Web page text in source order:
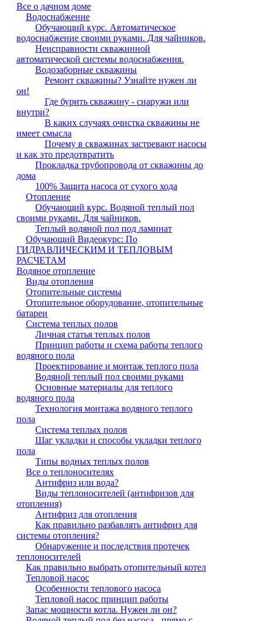
Все о дачном доме
Водоснабжение
Обучающий курс. Автоматическое
водоснабжение своими руками. Для чайников.
Неисправности скважинной
автоматической системы водоснабжения.
Водозаборные скважины
Ремонт скважины? Узнайте нужен ли
он!
Где бурить скважину - снаружи или
внутри?
В каких случаях очистка скважины не
имеет смысла
Почему в скважинах застревают насосы
и как это предотвратить
Прокладка трубопровода от скважины до
дома
100% Защита насоса от сухого хода
Отопление
Обучающий курс. Водяной теплый пол
своими руками. Для чайников.
Теплый водяной пол под ламинат
Обучающий Видеокурс: По
ГИДРАВЛИЧЕСКИМ И ТЕПЛОВЫМ
РАСЧЕТАМ
Водяное отопление
Виды отопления
Отопительные системы
Отопительное оборудование, отопительные
батареи
Система теплых полов
Личная статья теплых полов
Принцип работы и схема работы теплого
водяного пола
Проектирование и монтаж теплого пола
Водяной теплый пол своими руками
Основные материалы для теплого
водяного пола
Технология монтажа водяного теплого
пола
Система теплых полов
Шаг укладки и способы укладки теплого
пола
Типы водных теплых полов
Все о теплоносителях
Антифриз или вода?
Виды теплоносителей (антифризов для
отопления)
Антифриз для отопления
Как правильно разбавлять антифриз для
системы отопления?
Обнаружение и последствия протечек
теплоносителей
Как правильно выбрать отопительный котел
Тепловой насос
Особенности теплового насоса
Тепловой насос принцип работы
Запас мощности котла. Нужен ли он?